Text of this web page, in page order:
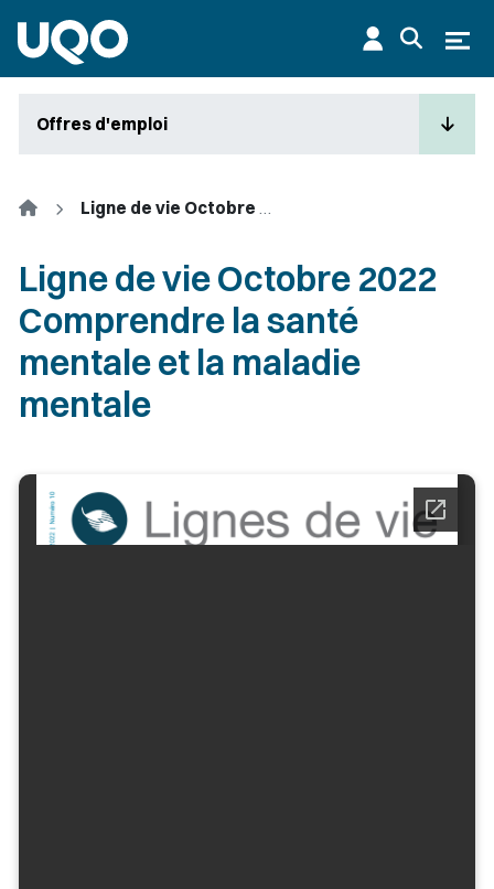
Offres d'emploi
Accueil Ligne de vie Octobre 2022 Comprendre la santé mentale et la maladie mentale
Ligne de vie Octobre 2022
Comprendre la santé
mentale et la maladie
mentale